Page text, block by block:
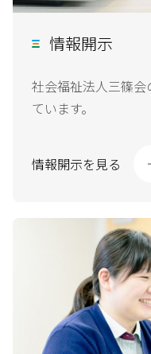
情報開示
社会福祉法人三篠
ています。
情報開示を見る